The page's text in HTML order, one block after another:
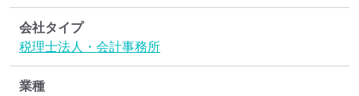
会社タイプ
税理士法人・会計事務所
業種